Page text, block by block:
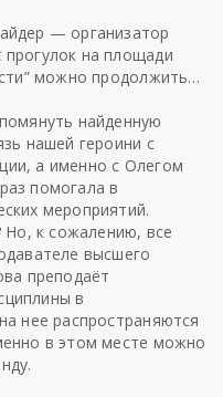
— организатор
прогулок на площади
можно продолжить…
найденную
нашей героини с
а именно с Олегом
помогала в
мероприятий.
Но, к сожалению, все
высшего
преподаёт
в
нее распространяются
в этом месте можно